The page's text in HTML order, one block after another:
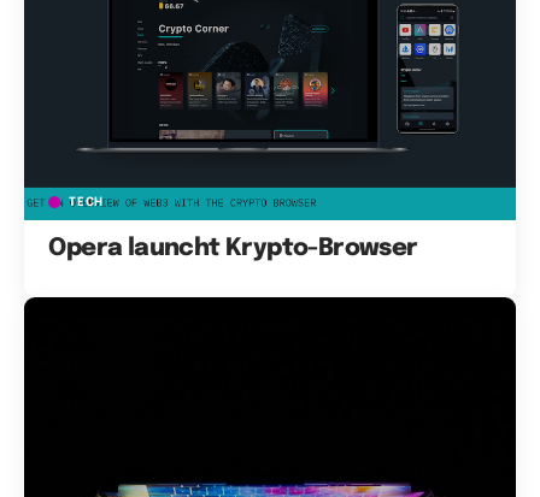
TECH
Opera launcht Krypto-Browser